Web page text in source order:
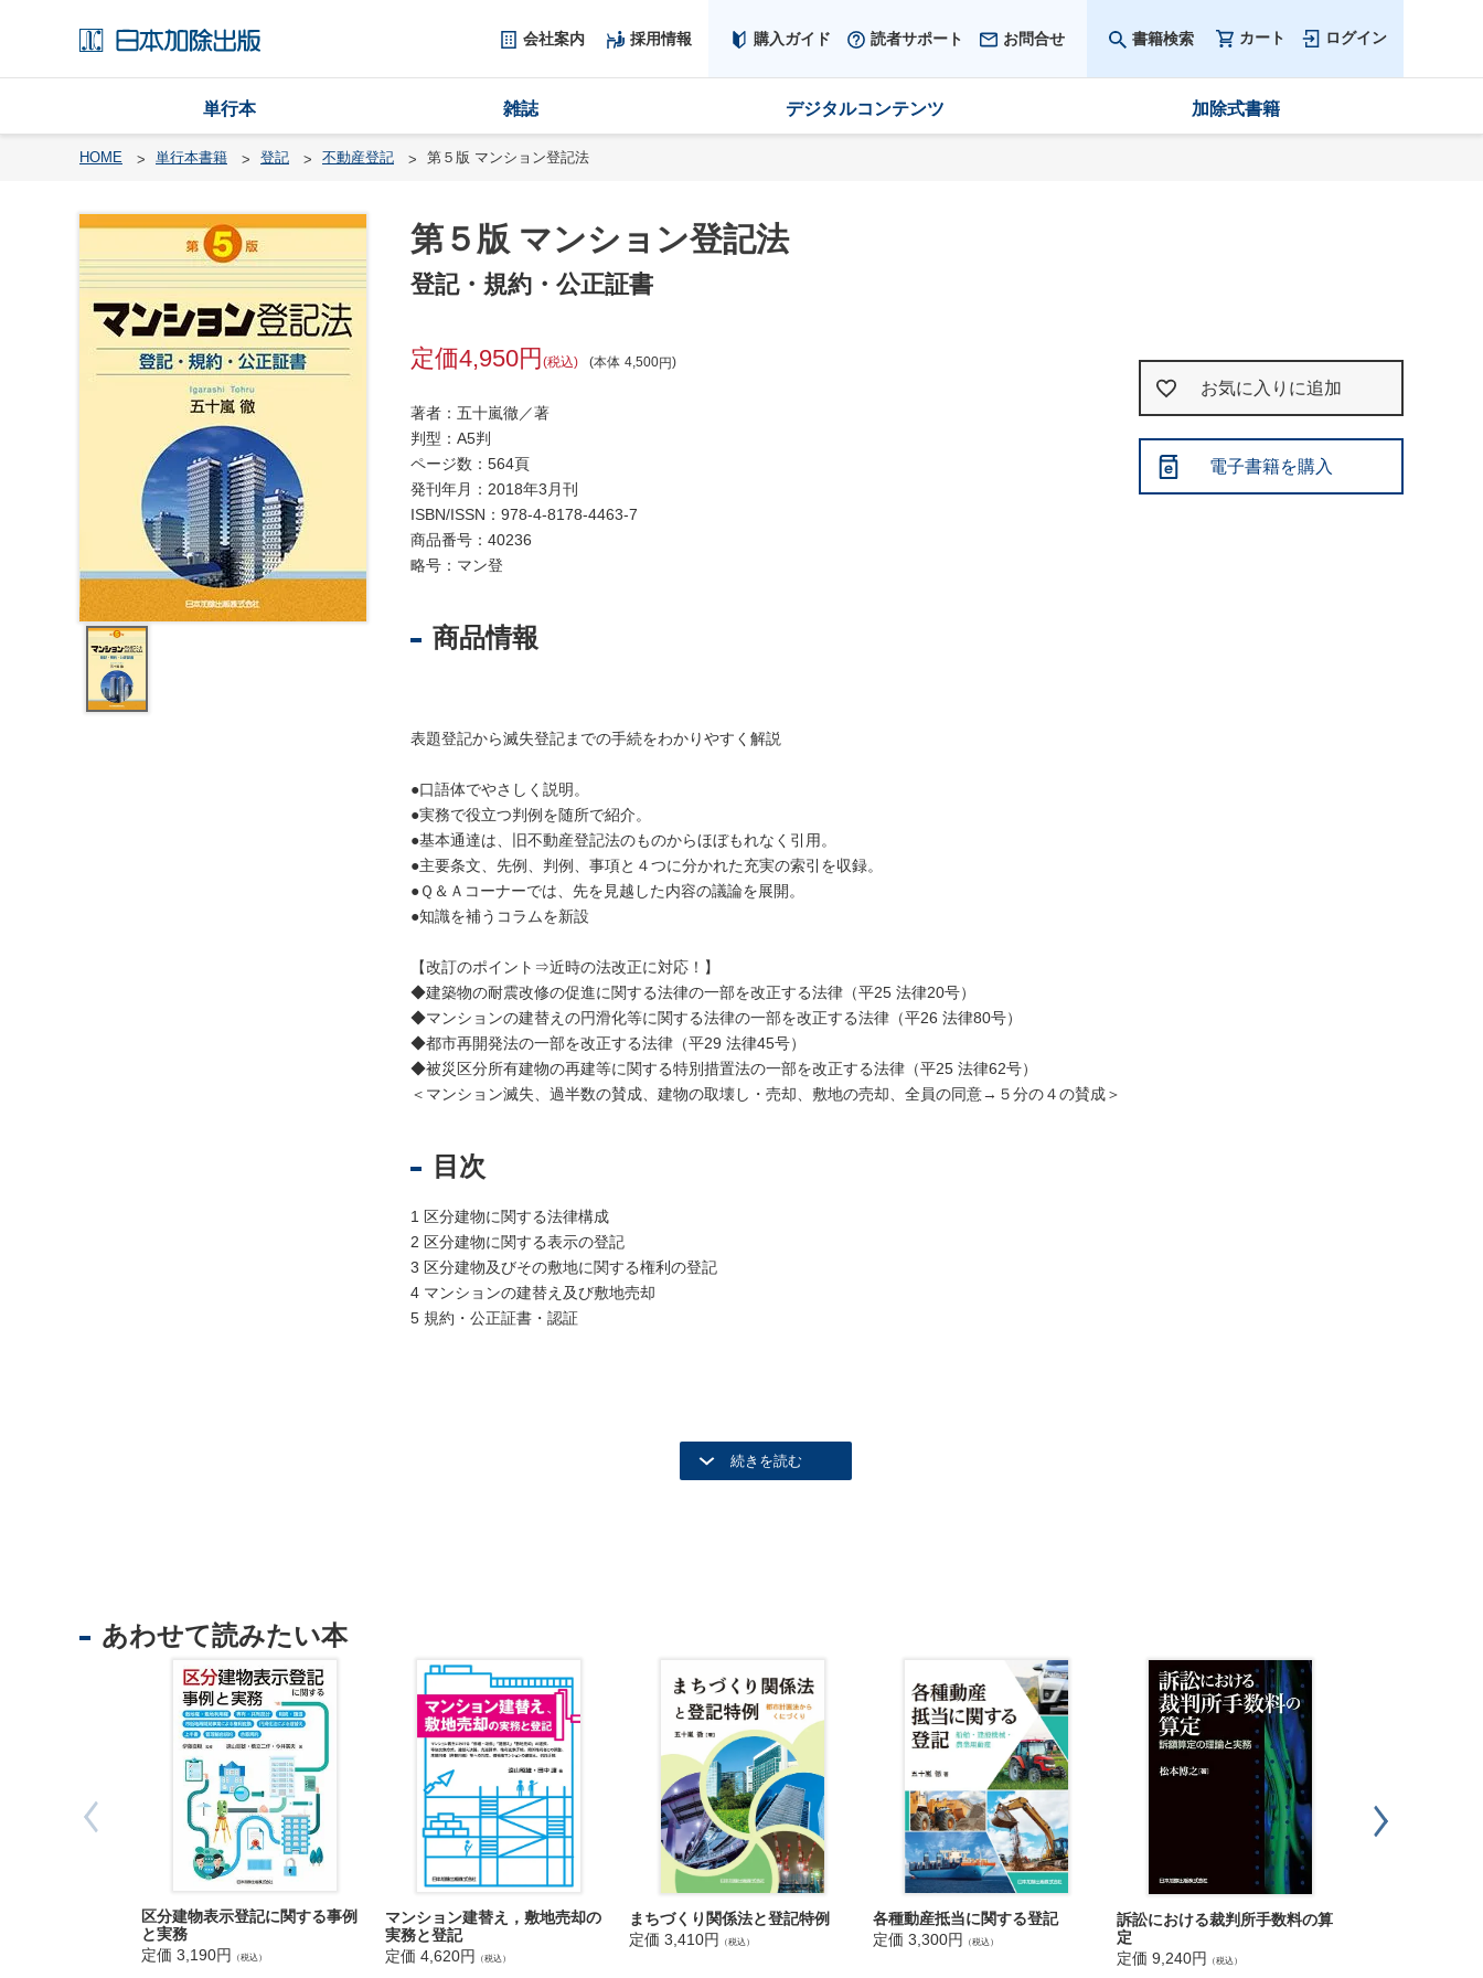
購入ガイド 読者サポート お問合せ 書籍検索 カート ログイン
会社案内 採用情報
単行本
戸
籍
渉
外
戸
籍
・
国
籍
レ
ジ
ス
ト
ラ
ー
託
出
入
管
雑誌 デジタルコンテンツ 加除式書籍
HOME 単行本書籍 登記 不動産登記 第５版 マンション登記法
第５版 マンション登記法
登記・規約・公正証書
本体 4,500
4,950 税込
著者：五十嵐徹／著
判型：A5判
ページ数：564頁
発刊年月：2018年3月刊
ISBN/ISSN： 978-4-8178-4463-7
商品番号：40236
略号：マン登
お気に入りに追加
電子書籍を購入
商品情報
表題登記から滅失登記までの手続をわかりやすく解説
●口語体でやさしく説明。
●実務で役立つ判例を随所で紹介。
●基本通達は、旧不動産登記法のものからほぼもれなく引用。
●主要条文、先例、判例、事項と４つに分かれた充実の索引を収録。
●Ｑ＆Ａコーナーでは、先を見越した内容の議論を展開。
●知識を補うコラムを新設
【改訂のポイント⇒近時の法改正に対応！】
◆建築物の耐震改修の促進に関する法律の一部を改正する法律（平25 法律20号）
◆マンションの建替えの円滑化等に関する法律の一部を改正する法律（平26 法律80号）
◆都市再開発法の一部を改正する法律（平29 法律45号）
◆被災区分所有建物の再建等に関する特別措置法の一部を改正する法律（平25 法律62号）
＜マンション滅失、過半数の賛成、建物の取壊し・売却、敷地の売却、全員の同意→５分の４の賛成＞
目次
1 区分建物に関する法律構成
2 区分建物に関する表示の登記
3 区分建物及びその敷地に関する権利の登記
4 マンションの建替え及び敷地売却
5 規約・公正証書・認証
あわせて読みたい本
区分建物表示登記に関する事例
と実務
定価 3,190円
（税込）
マンション建替え，敷地売却の
実務と登記
定価 4,620円
（税込）
まちづくり関係法と登記特例
定価 3,410円 （税込）
各種動産抵当に関する登記
定価 3,300円 （税込）
訴訟における裁判所手数料の算
定
定価 9,240円
（税込）